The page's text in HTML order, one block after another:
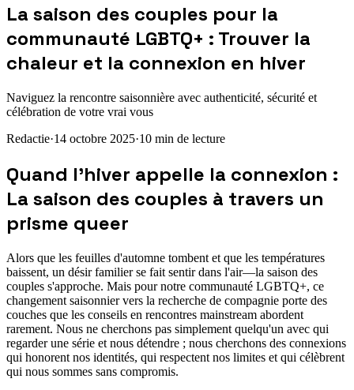
La saison des couples pour la
communauté LGBTQ+ : Trouver la
chaleur et la connexion en hiver
Naviguez la rencontre saisonnière avec authenticité, sécurité et
célébration de votre vrai vous
Redactie·14 octobre 2025·10 min de lecture
Quand l'hiver appelle la connexion :
La saison des couples à travers un
prisme queer
Alors que les feuilles d'automne tombent et que les températures
baissent, un désir familier se fait sentir dans l'air—la saison des
couples s'approche. Mais pour notre communauté LGBTQ+, ce
changement saisonnier vers la recherche de compagnie porte des
couches que les conseils en rencontres mainstream abordent
rarement. Nous ne cherchons pas simplement quelqu'un avec qui
regarder une série et nous détendre ; nous cherchons des connexions
qui honorent nos identités, qui respectent nos limites et qui célèbrent
qui nous sommes sans compromis.